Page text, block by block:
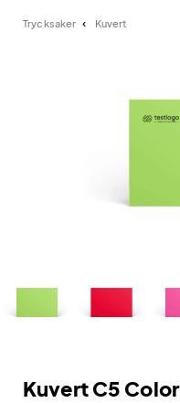
Trycksaker Kuvert
Kuvert C5 Color